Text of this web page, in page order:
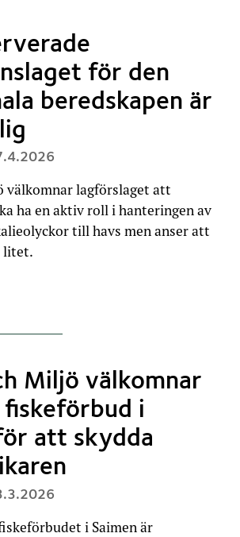
för den
beredskapen är
välkomnar lagförslaget att
ha en aktiv roll i hanteringen av
till havs men anser att
litet.
RESERVERADE
Miljö välkomnar
i
att skydda
i Saimen är